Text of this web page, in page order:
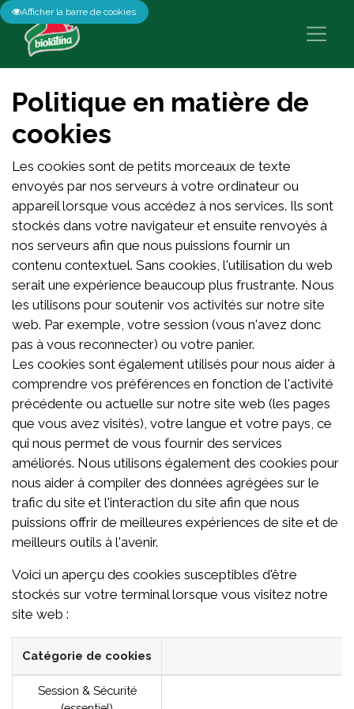
Politique en matière de
cookies
Les cookies sont de petits morceaux de texte
envoyés par nos serveurs à votre ordinateur ou
appareil lorsque vous accédez à nos services. Ils sont
stockés dans votre navigateur et ensuite renvoyés à
nos serveurs afin que nous puissions fournir un
contenu contextuel. Sans cookies, l'utilisation du web
serait une expérience beaucoup plus frustrante. Nous
les utilisons pour soutenir vos activités sur notre site
web. Par exemple, votre session (vous n'avez donc
pas à vous reconnecter) ou votre panier.
Les cookies sont également utilisés pour nous aider à
comprendre vos préférences en fonction de l'activité
précédente ou actuelle sur notre site web (les pages
que vous avez visités), votre langue et votre pays, ce
qui nous permet de vous fournir des services
améliorés. Nous utilisons également des cookies pour
nous aider à compiler des données agrégées sur le
trafic du site et l'interaction du site afin que nous
puissions offrir de meilleures expériences de site et de
meilleurs outils à l'avenir.
Voici un aperçu des cookies susceptibles d'être
stockés sur votre terminal lorsque vous visitez notre
site web :
Catégorie de cookies
Session & Sécurité
Afficher la barre de cookies